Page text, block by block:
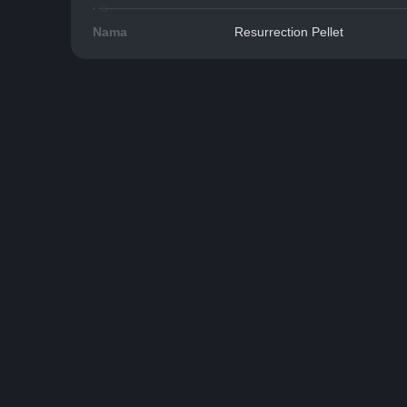
Nama Resurrection Pellet